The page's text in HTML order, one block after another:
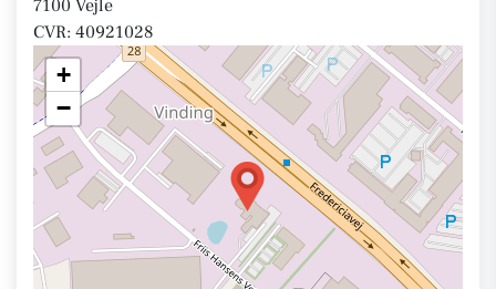
7100 Vejle
CVR: 40921028
+
−